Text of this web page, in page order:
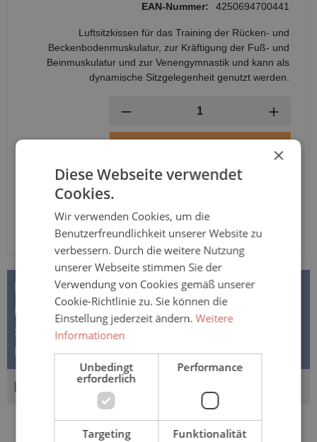
EAN-Nummer:
4250694700441
Luftsitzkissen für das Training der Rücken- und
Beckenbodenmuskulatur, zur Kräftigung der Fuß- und
Beinmuskulatur und zur Venengymnastik und kann als
dynamische Sitzgelegenheit genutzt werden.
BESCHREIBUNG
Das hält den Rücken fit! Unser bewährter SISSEL®
SITFIT® – jetzt mit neuer Oberflächenstruktur!
Luftsitzkissen für das Trai…Mehr
BEWERTUNGEN
×
Diese Webseite verwendet
Cookies.
Wir verwenden Cookies, um die
Benutzerfreundlichkeit unserer Website zu
verbessern. Durch die weitere Nutzung
unserer Webseite stimmen Sie der
Verwendung von Cookies gemäß unserer
Cookie-Richtlinie zu. Sie können die
Einstellung jederzeit ändern.Weitere
Informationen
Unbedingt
erforderlich
Performance
Targeting Funktionalität